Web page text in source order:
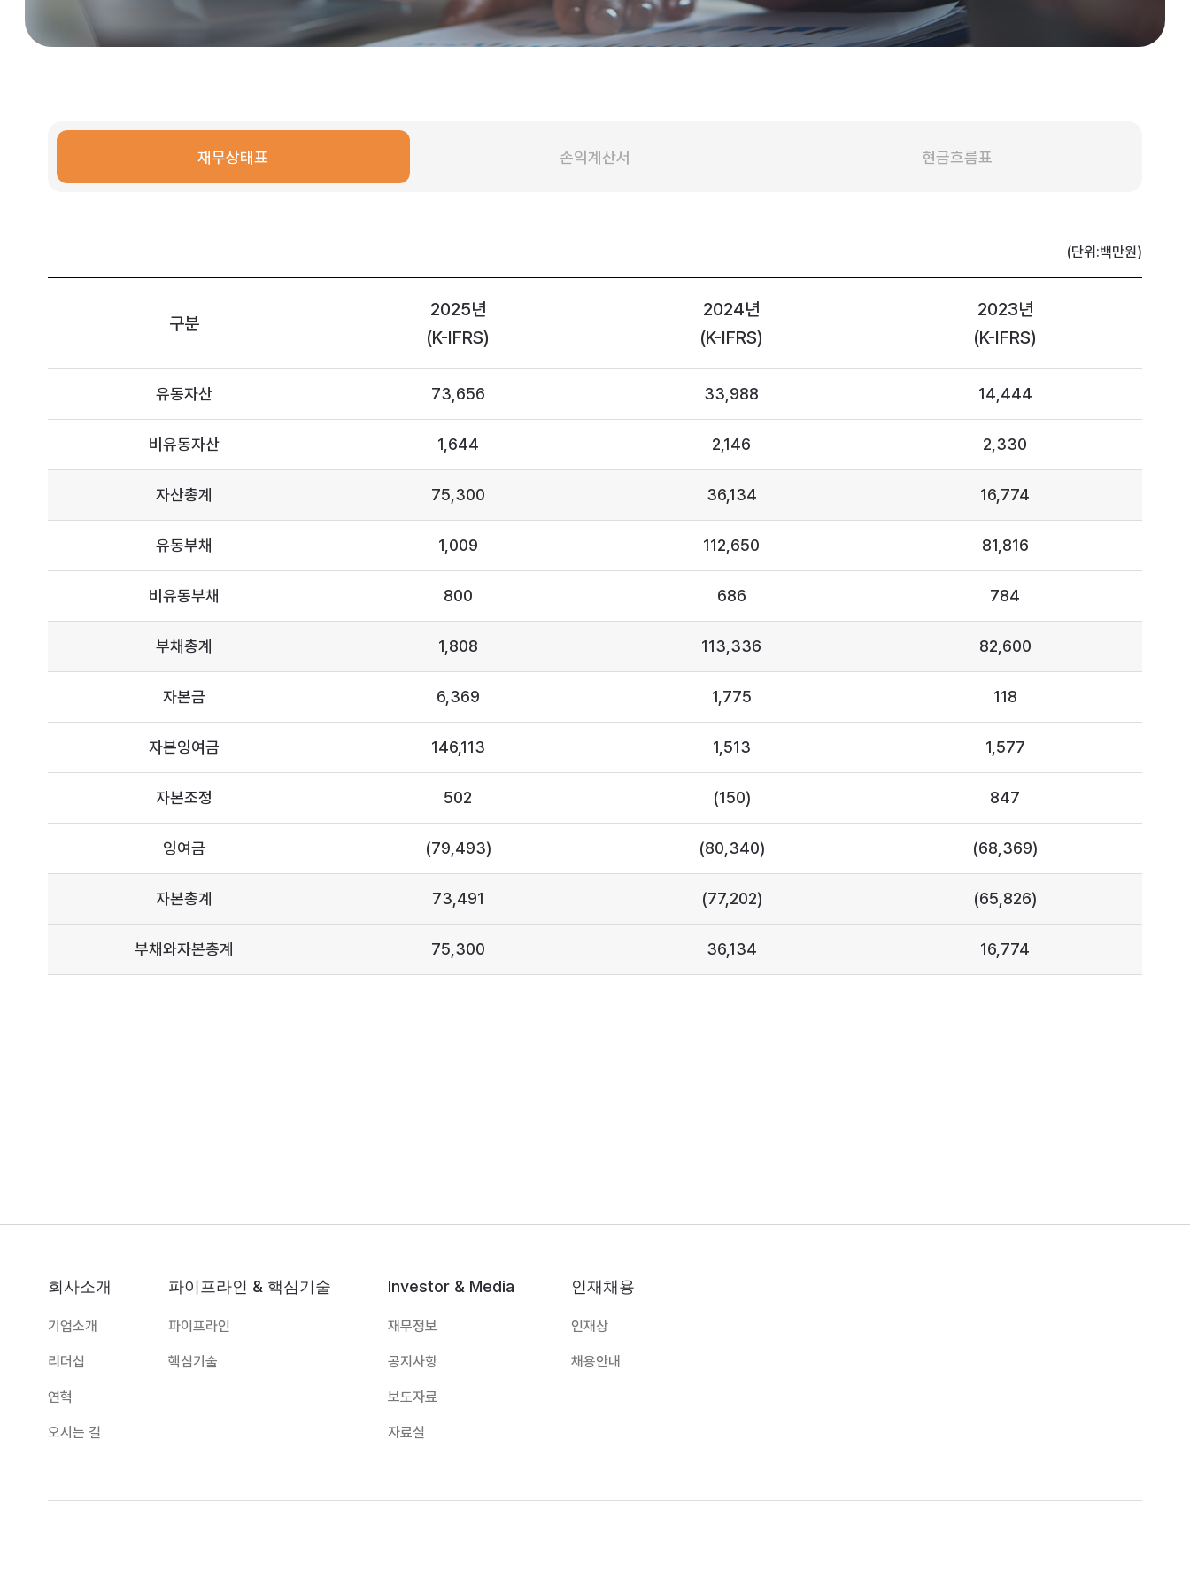
재무상태표 손익계산서 현금흐름표
(단위:백만원)
구분
2025년
(K-IFRS)
2024년
(K-IFRS)
2023년
(K-IFRS)
유동자산 73,656 33,988 14,444
비유동자산 1,644 2,146 2,330
자산총계 75,300 36,134 16,774
유동부채 1,009 112,650 81,816
비유동부채 800 686 784
부채총계 1,808 113,336 82,600
자본금 6,369 1,775 118
자본잉여금 146,113 1,513 1,577
자본조정 502 (150) 847
잉여금 (79,493) (80,340) (68,369)
자본총계 73,491 (77,202) (65,826)
부채와자본총계 75,300 36,134 16,774
회사소개
기업소개
리더십
연혁
오시는 길
파이프라인 & 핵심기술
파이프라인
핵심기술
Investor & Media
재무정보
공지사항
보도자료
자료실
인재채용
인재상
채용안내